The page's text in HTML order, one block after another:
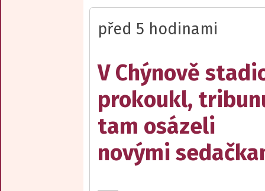
před 5 hodinami
V Chýnově
prokoukl,
tam osázeli
novými